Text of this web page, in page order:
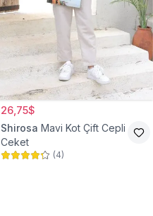
26,75$
Shirosa Mavi Kot Çift Cepli
Ceket
(4)